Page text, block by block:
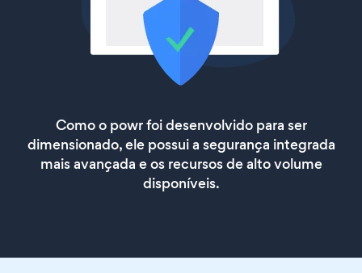
Como o powr foi desenvolvido para ser
dimensionado, ele possui a segurança integrada
mais avançada e os recursos de alto volume
disponíveis.